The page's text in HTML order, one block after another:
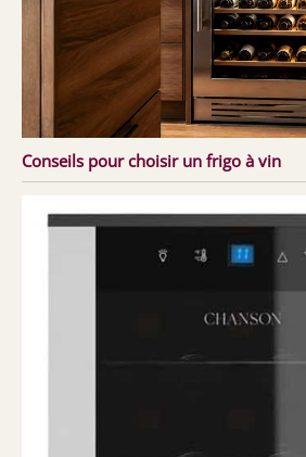
Conseils pour choisir un frigo à vin